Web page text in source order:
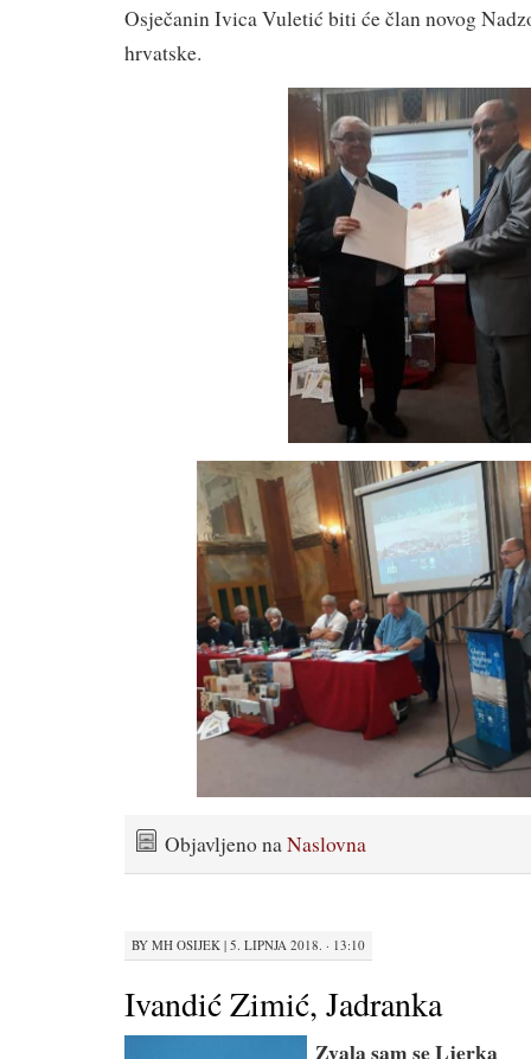
Osječanin Ivica Vuletić biti će član novog
hrvatske.
Objavljeno naNaslovna
BY MH OSIJEK | 5. LIPNJA 2018. · 13:10
Ivandić Zimić, Jadranka
Zvala sam se Ljerka